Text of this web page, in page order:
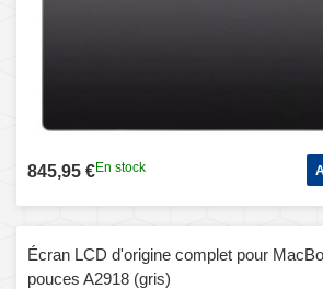
845,95 €En stock
Écran LCD d'origine complet pour
pouces A2918 (gris)